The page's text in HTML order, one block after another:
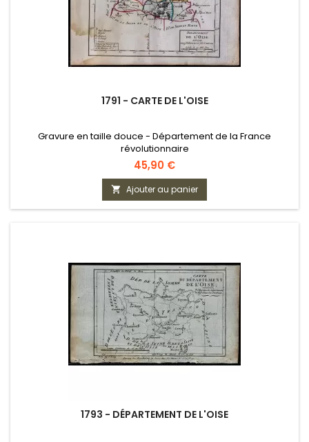
1791 - CARTE DE L'OISE
Gravure en taille douce - Département de la France
révolutionnaire
Prix
45,90 €
 Ajouter au panier
1793 - DÉPARTEMENT DE L'OISE